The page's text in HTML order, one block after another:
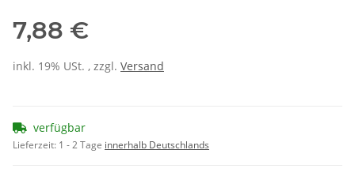
7,88 €
inkl. 19% USt. , zzgl. Versand
verfügbar
Lieferzeit: 1 - 2 Tage innerhalb Deutschlands